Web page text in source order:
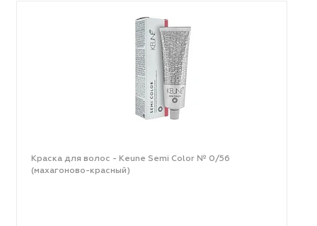
Краска для волос - Keune Semi Color № 0/56
(махагоново-красный)